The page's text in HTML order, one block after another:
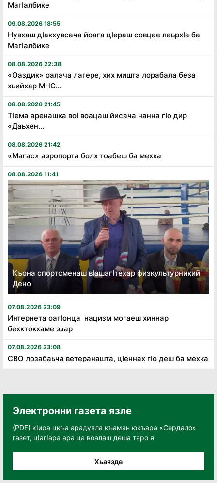
Магӏалбике
09.08.2026 18:55
Нувхаш дӏакхувсача йоага цӏераш совцае лаьрхӏа ба
Магӏалбике
08.08.2026 22:38
«Оаздик» оалача лагере, хих мишта лорабала беза
хьийхар МЧС...
08.08.2026 21:45
Тӏема аренашка воӏ воацаш йисача нанна гӏо дир
«Даьхен...
08.08.2026 21:42
«Магас» аэропорта болх тоабеш ба мехка
08.08.2026 11:41
Къона спортсменаш вӏашагӏтехар физкультурникий
Дено
07.08.2026 23:09
Интернета оагӏонца нацизм могаеш хиннар
бехктокхаме эзар
07.08.2026 23:08
СВО лозабаьча ветеранашта, цӏеннах гӏо деш ба мехка
Электронни газета язле
(PDF) кӀира цкъа арадувла къаман юкъара «Сердало»
газет, цӀагӀара ара ца воалаш деша таро я
Хьаязде